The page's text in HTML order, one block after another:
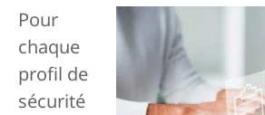
Pour
chaque
profil de
sécurité